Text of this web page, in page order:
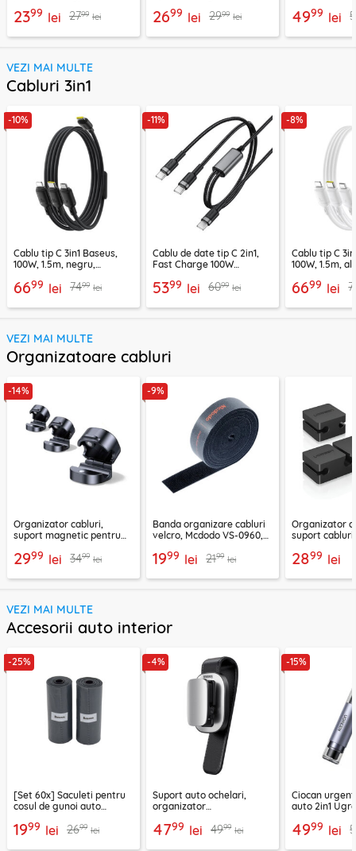
2399 lei 2799 lei 2699 lei 2999 lei 4999 lei
VEZI MAI MULTE
Cabluri 3in1
-10%
Cablu tip C 3in1 Baseus,
100W, 1.5m, negru,
6699 lei 7499 lei
-11%
Cablu de date tip C 2in1,
Fast Charge 100W
5399 lei 6099 lei
-8%
Cablu tip C
100W, 1.5m,
6699 lei
VEZI MAI MULTE
Organizatoare cabluri
-14%
Organizator cabluri,
suport magnetic pentru
2999 lei 3499 lei
-9%
Banda organizare cabluri
velcro, Mcdodo VS-0960,
1999 lei 2199 lei
Organizator
suport
2899 lei
VEZI MAI MULTE
Accesorii auto interior
-25%
[Set 60x] Saculeti pentru
cosul de gunoi auto
1999 lei 2699 lei
-4%
Suport auto ochelari,
organizator
gri
4799 lei 4999 lei
-15%
Ciocan
auto 2in1
4999 lei